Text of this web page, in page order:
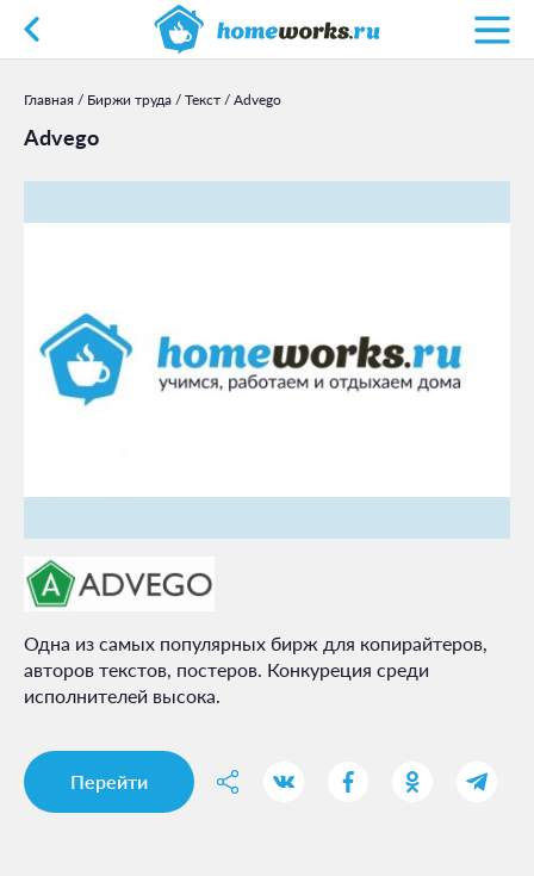
Главная / Биржи труда / Текст / Advego
Advego
Одна из самых популярных бирж для копирайтеров,
авторов текстов, постеров. Конкуреция среди
исполнителей высока.
Перейти